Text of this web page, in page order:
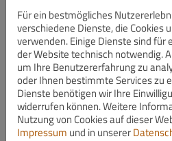
Für ein bestmögliches
verschiedene Dienste, die Cookies
verwenden. Einige Dienste sind für
der Website technisch notwendig.
um Ihre Benutzererfahrung zu
oder Ihnen bestimmte Services zu
Dienste benötigen wir Ihre
widerrufen können. Weitere
Nutzung von Cookies auf dieser
Impressum und in unserer